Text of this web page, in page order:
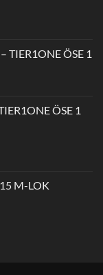
TIER1ONE ÖSE 1
ÖSE 1
M-LOK